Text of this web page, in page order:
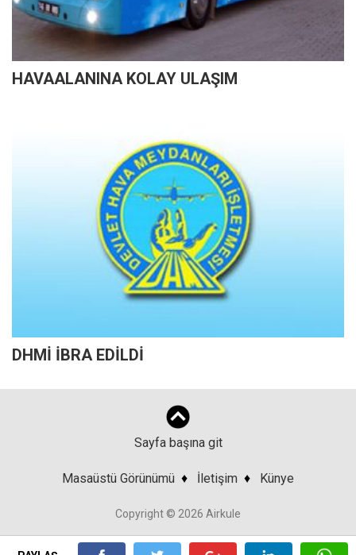
HAVAALANINA KOLAY ULAŞIM
DHMİ İBRA EDİLDİ
Sayfa başına git
Masaüstü Görünümü ♦ İletişim ♦ Künye
Copyright © 2026 Airkule